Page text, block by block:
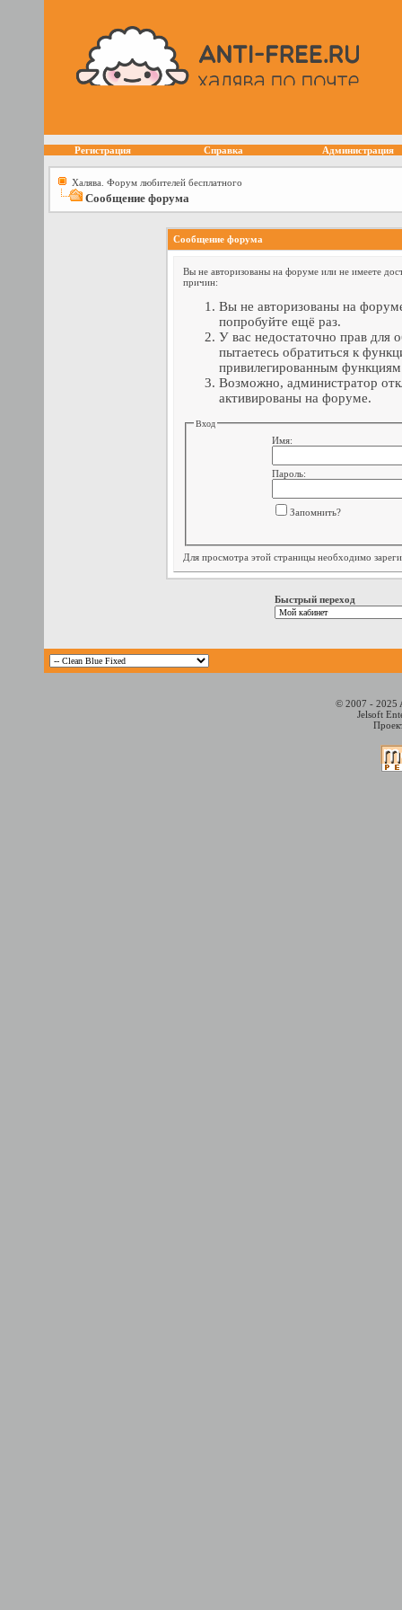
Регистрация Справка Администрация
Халява. Форум любителей бесплатного
Сообщение форума
Сообщение форума
Вы не авторизованы на форуме или не имеете
причин:
Вы не авторизованы на
попробуйте ещё раз.
У вас недостаточно прав для
пытаетесь обратиться к
привилегированным
Возможно, администратор
активированы на форуме.
Вход
Имя:
Пароль:
Запомнить?
Для просмотра этой страницы необходимо
Быстрый переход
© 2007 - 2025
Jelsoft